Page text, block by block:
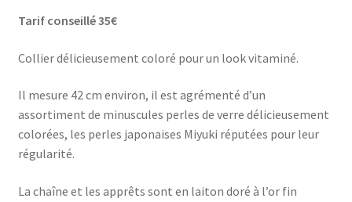
€0,00
€28,00
Tarif conseillé 35€
Collier délicieusement coloré pour un look vitaminé.
Il mesure 42 cm environ, il est agrémenté d’un
assortiment de minuscules perles de verre délicieusement
colorées, les perles japonaises Miyuki réputées pour leur
régularité.
La chaîne et les apprêts sont en laiton doré à l’or fin